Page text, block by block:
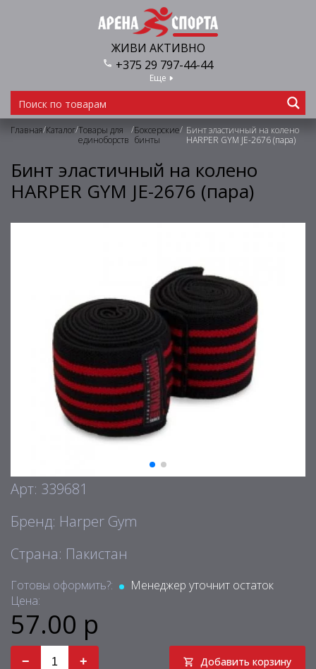
ЖИВИ АКТИВНО
+375 29 797-44-44
Еще
Главная/Каталог/Товары для
единоборств
/Боксерские
бинты
/ Бинт эластичный на колено
HARPER GYM JE-2676 (пара)
Бинт эластичный на колено
HARPER GYM JE-2676 (пара)
Арт: 339681
Бренд: Harper Gym
Страна: Пакистан
Готовы оформить?:
Менеджер уточнит остаток
Цена:
57.00 р
− + Добавить корзину